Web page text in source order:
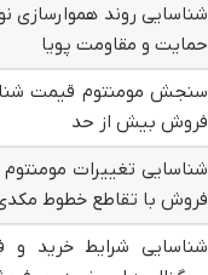
شناسایی روند
حمایت و مقاومت پویا
سنجش مومنتوم قیمت
فروش بیش از حد
شناسایی تغییرات
فروش با تقاطع خطوط
شناسایی شرایط خرید